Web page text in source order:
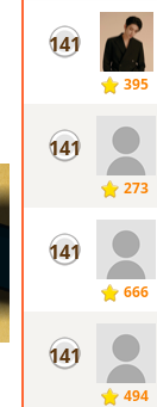
141
395
141
273
141
666
141
494